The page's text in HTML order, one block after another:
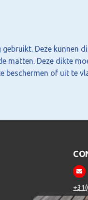
Deze kunnen
matten. Deze dikte
of uit te